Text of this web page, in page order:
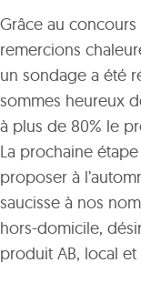
Grâce au
remercions
un sondage a été
sommes heureux
à plus de 80% le
La prochaine
proposer à
saucisse à nos
hors-domicile,
produit AB, local